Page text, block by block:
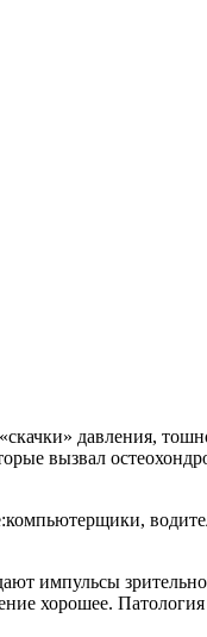
давления,
вызвал
импульсы
хорошее.